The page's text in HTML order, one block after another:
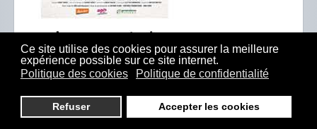
Ce site utilise des cookies pour assurer la meilleure
expérience possible sur ce site internet.
Politique des cookies
Politique de confidentialité
Refuser Accepter les cookies